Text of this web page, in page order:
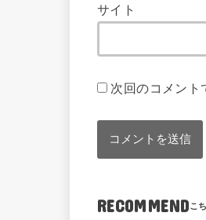
サイト
次回のコメント
RECOMMEND